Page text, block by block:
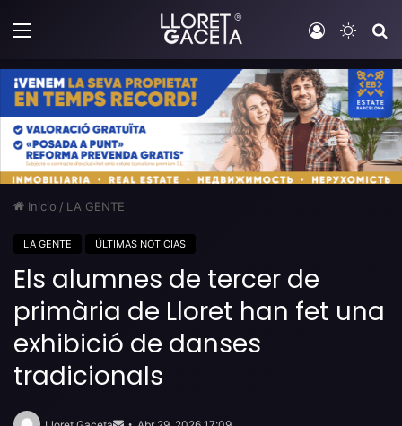
Menú Iniciar
Inicio / LA GENTE
LA GENTE ÚLTIMAS NOTICIAS
Els alumnes de tercer de
primària de Lloret han fet una
exhibició de danses
tradicionals